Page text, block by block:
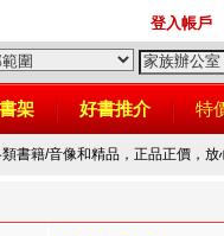
登入帳戶
架 好書推介 特
類書籍/音像和精品，正品正價，